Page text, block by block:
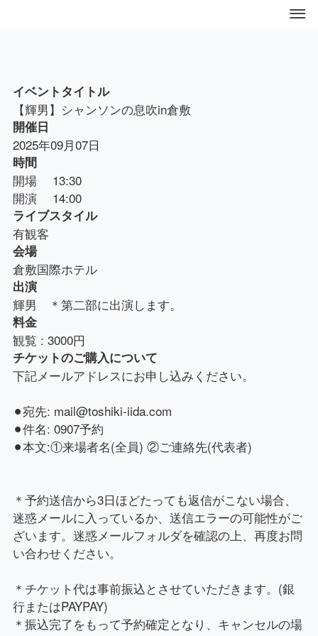
イベントタイトル
【輝男】シャンソンの息吹in倉敷
開催日
2025年09月07日
時間
開場 13:30
開演 14:00
ライブスタイル
有観客
会場
倉敷国際ホテル
出演
輝男 ＊第二部に出演します。
料金
観覧 : 3000円
チケットのご購入について
下記メールアドレスにお申し込みください。
⚫︎宛先: mail@toshiki-iida.com
⚫︎件名: 0907予約
⚫︎本文:①来場者名(全員) ②ご連絡先(代表者)
＊予約送信から3日ほどたっても返信がこない場合、
迷惑メールに入っているか、送信エラーの可能性がご
ざいます。迷惑メールフォルダを確認の上、再度お問
い合わせください。
＊チケット代は事前振込とさせていただきます。(銀
行またはPAYPAY)
＊振込完了をもって予約確定となり、キャンセルの場